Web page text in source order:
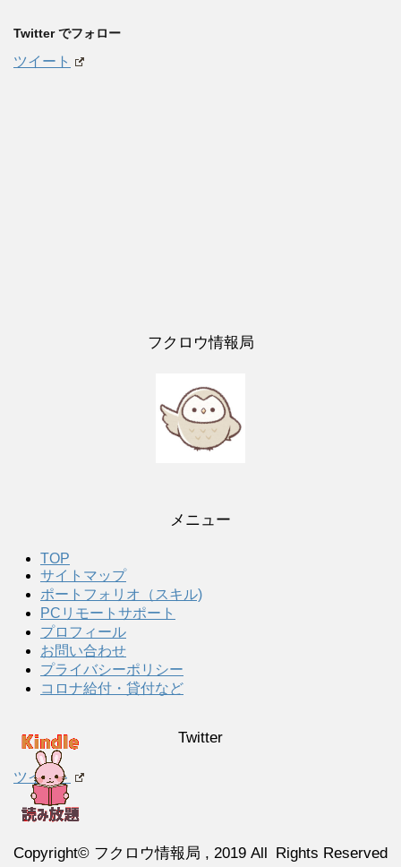
Twitter でフォロー
ツイート
フクロウ情報局
メニュー
TOP
サイトマップ
ポートフォリオ（スキル)
PCリモートサポート
プロフィール
お問い合わせ
プライバシーポリシー
コロナ給付・貸付など
Twitter
ツイート
Copyright© フクロウ情報局 , 2019 All Rights Reserved